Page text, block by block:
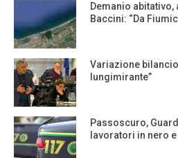
Demanio
Baccini: “Da
Variazione
lungimirante”
Passoscuro,
lavoratori in nero